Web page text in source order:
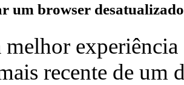
um browser
melhor
recente de um